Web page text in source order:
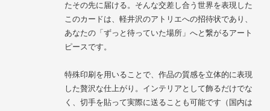
たその先に届ける。そんな交差し合う世界を表現した
このカードは、軽井沢のアトリエへの招待状であり、
あなたの「ずっと待っていた場所」へと繋がるアート
ピースです。
特殊印刷を用いることで、作品の質感を立体的に表現
した贅沢な仕上がり。インテリアとして飾るだけでな
く、切手を貼って実際に送ることも可能です（国内は